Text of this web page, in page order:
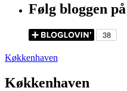
Følg bloggen
Køkkenhaven
Køkkenhaven